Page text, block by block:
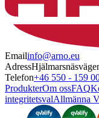
Emailinfo@arno.eu
Adress
Telefon+46 550 - 159
ProdukterOm ossFAQ
integritetsvalAllmänna